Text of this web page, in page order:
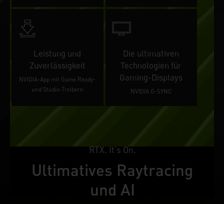
Leistung und
Zuverlässigkeit
NVIDIA-App mit Game Ready-
und Studio-Treibern
Die ultimativen
Technologien für
Gaming-Displays
NVIDIA G-SYNC
RTX. It’s On.
Ultimatives Raytracing
und AI